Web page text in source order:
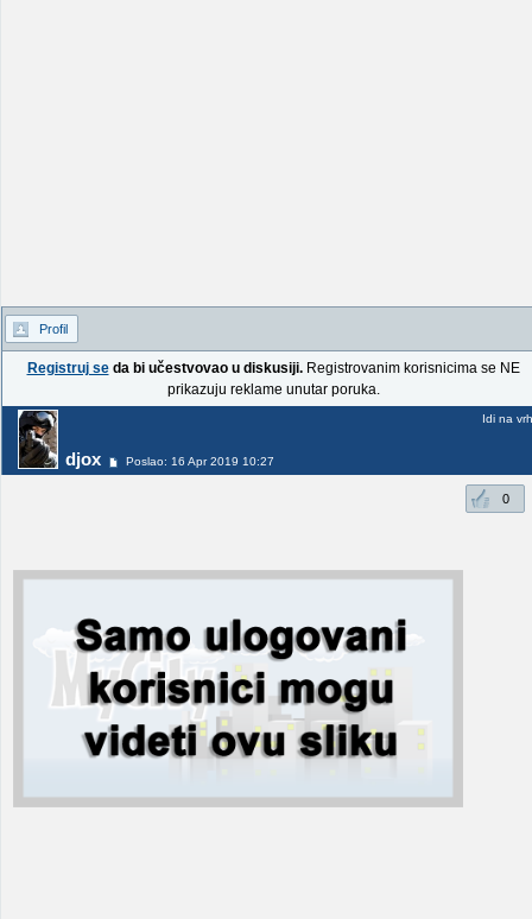
Profil
Registruj seda bi učestvovao u diskusiji.Registrovanim korisnicima se NE
prikazuju reklame unutar poruka.
djox Poslao: 16 Apr 2019 10:27
Idi na vrh
0